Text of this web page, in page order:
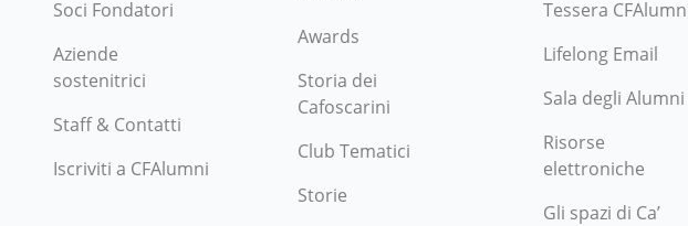
Soci Fondatori
Aziende
sostenitrici
Staff & Contatti
Iscriviti a CFAlumni
Awards
Storia dei
Cafoscarini
Club Tematici
Storie
Tessera
Lifelong Email
Sala degli Alumni
Risorse
elettroniche
Gli spazi di Ca’